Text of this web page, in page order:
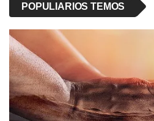
POPULIARIOS TEMOS